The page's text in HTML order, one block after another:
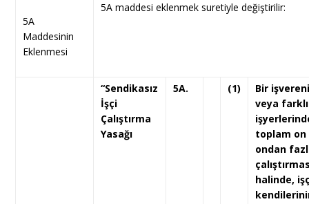
5A
Maddesinin
Eklenmesi
5A maddesi eklenmek suretiyle değiştirilir:
“Sendikasız
İşçi
Çalıştırma
Yasağı
5A. (1)
Bir
veya farklı
toplam on
ondan
halinde,